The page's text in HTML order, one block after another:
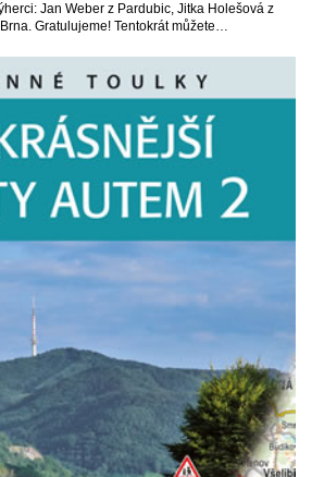
Jan Weber z Pardubic, Jitka Holešová z
Gratulujeme! Tentokrát můžete…